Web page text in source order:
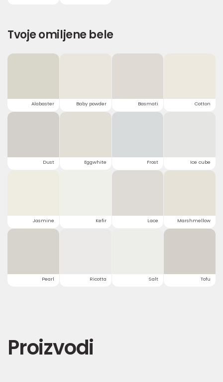
Tvoje omiljene bele
Alabaster Baby powder Basmati Cotton
Dust Eggwhite Frost Ice cube
Jasmine Kefir Lace Marshmellow
Pearl Ricotta Salt Tofu
Proizvodi